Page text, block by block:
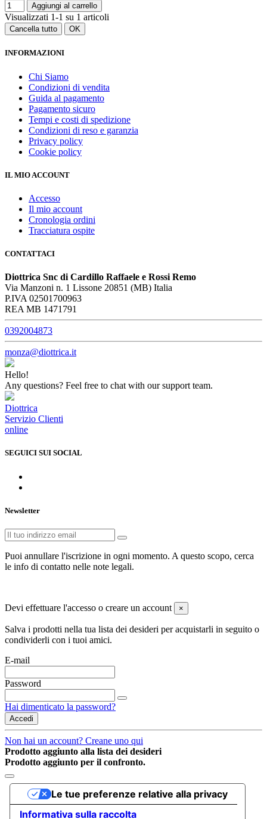
Aggiungi al carrello
Visualizzati 1-1 su 1 articoli
Cancella tutto OK
INFORMAZIONI
Chi Siamo
Condizioni di vendita
Guida al pagamento
Pagamento sicuro
Tempi e costi di spedizione
Condizioni di reso e garanzia
Privacy policy
Cookie policy
IL MIO ACCOUNT
Accesso
Il mio account
Cronologia ordini
Tracciatura ospite
CONTATTACI
Diottrica Snc di Cardillo Raffaele e Rossi Remo
Via Manzoni n. 1 Lissone 20851 (MB) Italia
P.IVA 02501700963
REA MB 1471791
0392004873
monza@diottrica.it
Hello!
Any questions? Feel free to chat with our support team.
Diottrica
Servizio Clienti
online
SEGUICI SUI SOCIAL
Newsletter
Puoi annullare l'iscrizione in ogni momento. A questo scopo, cerca
le info di contatto nelle note legali.
Devi effettuare l'accesso o creare un account ×
Salva i prodotti nella tua lista dei desideri per acquistarli in seguito o
condividerli con i tuoi amici.
E-mail
Password
Hai dimenticato la password?
Accedi
Non hai un account? Creane uno qui
Prodotto aggiunto alla lista dei desideri
Prodotto aggiunto per il confronto.
Informativa sulla raccolta
Le tue preferenze relative alla privacy